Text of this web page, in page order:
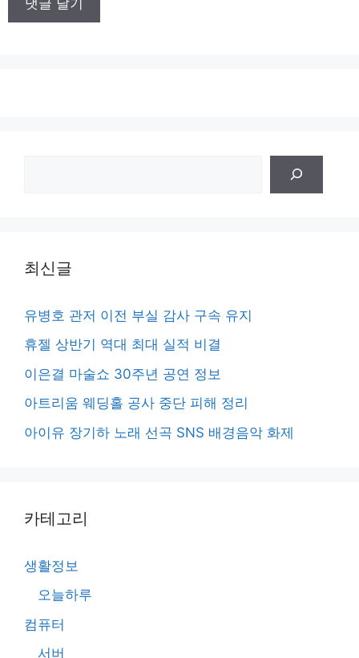
최신글
유병호 관저 이전 부실 감사 구속 유지
휴젤 상반기 역대 최대 실적 비결
이은결 마술쇼 30주년 공연 정보
아트리움 웨딩홀 공사 중단 피해 정리
아이유 장기하 노래 선곡 SNS 배경음악 화제
카테고리
생활정보
오늘하루
컴퓨터
서버